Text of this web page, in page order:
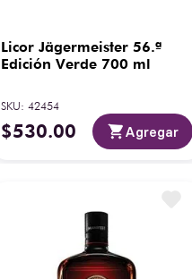
Licor Jägermeister 56.ª
Edición Verde 700 ml
SKU:42454
$530.00 Agregar